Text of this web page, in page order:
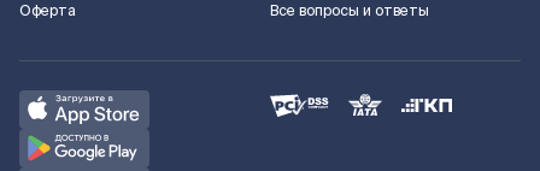
Оферта
Все вопросы и ответы